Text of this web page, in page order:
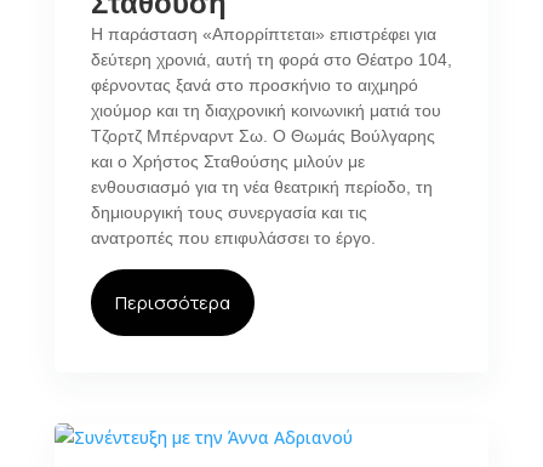
Η παράσταση «Απορρίπτεται» επιστρέφει για
δεύτερη χρονιά, αυτή τη φορά στο Θέατρο 104,
φέρνοντας ξανά στο προσκήνιο το αιχμηρό
χιούμορ και τη διαχρονική κοινωνική ματιά του
Τζορτζ Μπέρναρντ Σω. Ο Θωμάς Βούλγαρης
και ο Χρήστος Σταθούσης μιλούν με
ενθουσιασμό για τη νέα θεατρική περίοδο, τη
δημιουργική τους συνεργασία και τις
ανατροπές που επιφυλάσσει το έργο.
Περισσότερα